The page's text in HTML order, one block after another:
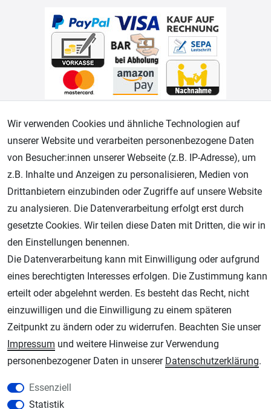
Geprüfter Shop
AGB Widerrufsrecht Datenschutz Impressum
Unsere weiteren Shops:
Schmincke-City.de
Schmincke Künstlerfarben das Gesamtsortiment
Plotter-City.com
Schneideplotter, Transferpressen, Siebdruck und Plotterfolien
Modellbau-City.com
Military + Tabletop Plastikmodelle und Modellbau Farben - Bringen Sie Farbe ins
Wir verwenden Cookies und ähnliche Technologien auf
unserer Website und verarbeiten personenbezogene Daten
von Besucher:innen unserer Webseite (z.B. IP-Adresse), um
z.B. Inhalte und Anzeigen zu personalisieren, Medien von
Drittanbietern einzubinden oder Zugriffe auf unsere Website
zu analysieren. Die Datenverarbeitung erfolgt erst durch
gesetzte Cookies. Wir teilen diese Daten mit Dritten, die wir in
den Einstellungen benennen.
Die Datenverarbeitung kann mit Einwilligung oder aufgrund
eines berechtigten Interesses erfolgen. Die Zustimmung kann
erteilt oder abgelehnt werden. Es besteht das Recht, nicht
einzuwilligen und die Einwilligung zu einem späteren
Zeitpunkt zu ändern oder zu widerrufen. Beachten Sie unser
Impressum und weitere Hinweise zur Verwendung
personenbezogener Daten in unserer Daten­schutz­erklärung.
Essenziell
Statistik